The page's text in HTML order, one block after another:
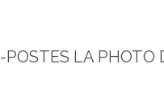
-POSTES LA PHOTO